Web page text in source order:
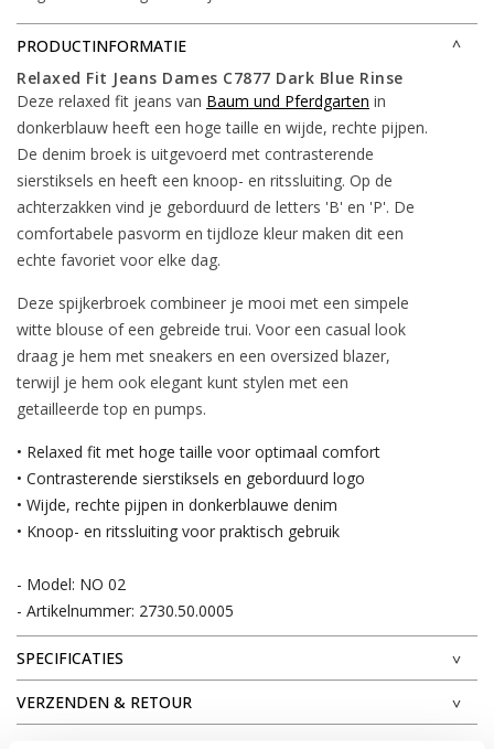
PRODUCTINFORMATIE
Relaxed Fit Jeans Dames C7877 Dark Blue Rinse
Deze relaxed fit jeans van Baum und Pferdgarten in
donkerblauw heeft een hoge taille en wijde, rechte pijpen.
De denim broek is uitgevoerd met contrasterende
sierstiksels en heeft een knoop- en ritssluiting. Op de
achterzakken vind je geborduurd de letters 'B' en 'P'. De
comfortabele pasvorm en tijdloze kleur maken dit een
echte favoriet voor elke dag.
Deze spijkerbroek combineer je mooi met een simpele
witte blouse of een gebreide trui. Voor een casual look
draag je hem met sneakers en een oversized blazer,
terwijl je hem ook elegant kunt stylen met een
getailleerde top en pumps.
• Relaxed fit met hoge taille voor optimaal comfort
• Contrasterende sierstiksels en geborduurd logo
• Wijde, rechte pijpen in donkerblauwe denim
• Knoop- en ritssluiting voor praktisch gebruik
- Model: NO 02
- Artikelnummer: 2730.50.0005
SPECIFICATIES
VERZENDEN & RETOUR